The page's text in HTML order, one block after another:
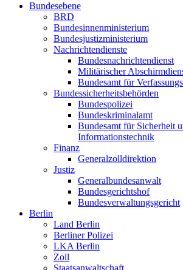
Bundesebene
BRD
Bundesinnenministerium
Bundesjustizministerium
Nachrichtendienste
Bundesnachrichtendienst
Militärischer
Bundesamt für
Bundessicherheitsbehörden
Bundespolizei
Bundeskriminalamt
Bundesamt für Sicherheit
Informationstechnik
Finanz
Generalzolldirektion
Justiz
Generalbundesanwalt
Bundesgerichtshof
Bundesverwaltungsgericht
Berlin
Land Berlin
Berliner Polizei
LKA Berlin
Zoll
Staatsanwaltschaft